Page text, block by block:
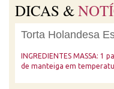
DICAS &
Torta Holandesa
INGREDIENTES MASSA:
de manteiga em